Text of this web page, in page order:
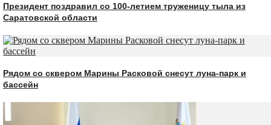
Президент поздравил со 100-летием труженицу тыла из
Саратовской области
Рядом со сквером Марины Расковой снесут луна-парк и
бассейн